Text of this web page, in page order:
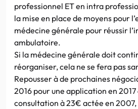
professionnel ET en intra
la mise en place de moyens pour
médecine générale pour réussir
ambulatoire.
Si la médecine générale doit
réorganiser, cela ne se fera pas
Repousser à de prochaines
2016 pour une application en 2017
consultation à 23€ actée en